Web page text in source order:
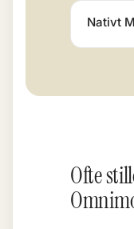
Nativt
Ofte